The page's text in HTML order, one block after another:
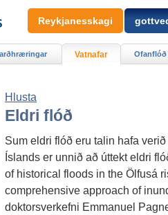
Hlusta
Eldri flóð
Sum eldri flóð eru talin hafa
Íslands er unnið að úttekt eldri
of historical floods in the Ölfusá
comprehensive approach of
doktorsverkefni Emmanuel
Vatnafar Ofanflóð
Reykjanesskagi